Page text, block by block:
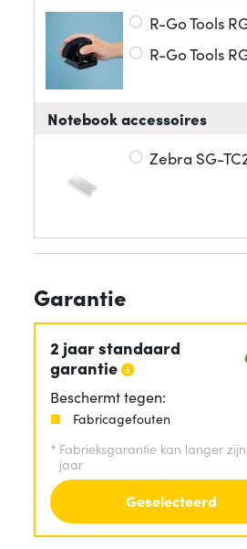
R-Go Tools
R-Go Tools
Notebook accessoires
Zebra SG-
Garantie
2 jaar standaard
garantie
Beschermt tegen:
Fabricagefouten
* Fabrieksgarantie kan langer
jaar
Geselecteerd